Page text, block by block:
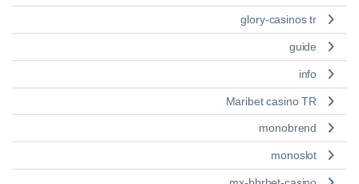
glory-casinos tr
guide
info
Maribet casino TR
monobrend
monoslot